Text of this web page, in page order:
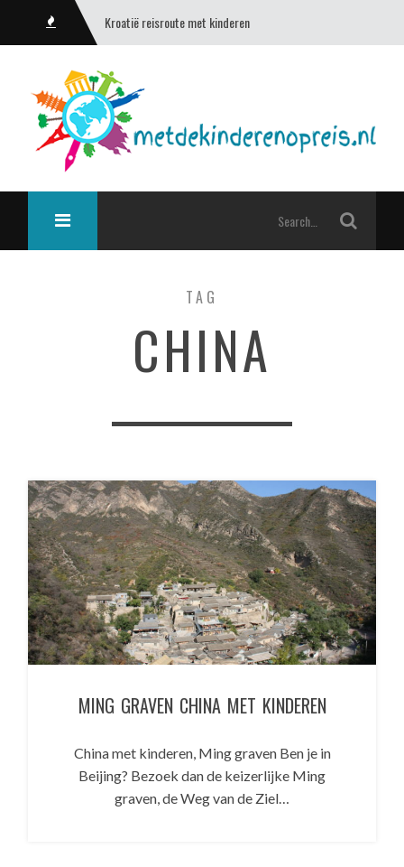
Kroatië reisroute met kinderen
TAG
CHINA
MING GRAVEN CHINA MET KINDEREN
China met kinderen, Ming graven Ben je in
Beijing? Bezoek dan de keizerlijke Ming
graven, de Weg van de Ziel…